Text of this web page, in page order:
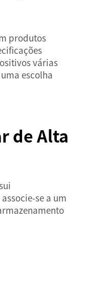
produtos
várias
escolha
de Alta
se a um